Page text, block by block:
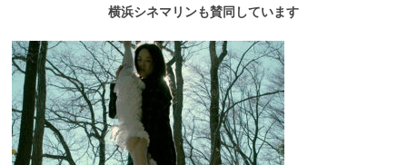
横浜シネマリンも賛同しています